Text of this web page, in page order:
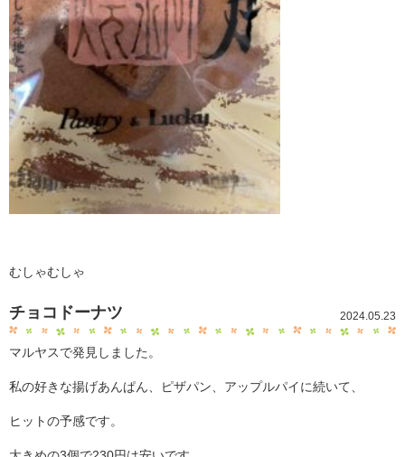
むしゃむしゃ
2024.05.23
チョコドーナツ
マルヤスで発見しました。
私の好きな揚げあんぱん、ピザパン、アップルパイに続いて、
ヒットの予感です。